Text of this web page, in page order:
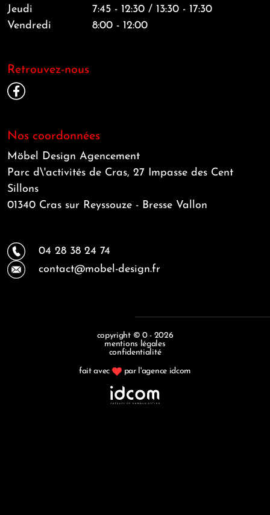
Jeudi
7:45 - 12:30 / 13:30 - 17:30
Vendredi
8:00 - 12:00
Retrouvez-nous
Nos coordonnées
Möbel Design Agencement
Parc d\'activités de Cras, 27 Impasse des Cent
Sillons
01340 Cras sur Reyssouze - Bresse Vallon
04 28 38 24 74
contact@mobel-design.fr
copyright © 0 - 2026
mentions légales
confidentialité
fait avec par l'agence idcom